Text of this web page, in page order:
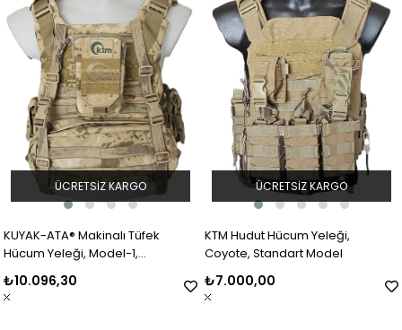
KUYAK-ATA® Makinalı Tüfek
Hücum Yeleği, Model-1,
Jandarma Kamuflaj
₺10.096,30
ÜCRETSIZ KARGO
KTM Hudut Hücum Yeleği,
Coyote, Standart Model
₺7.000,00
ÜCRETSIZ KARGO